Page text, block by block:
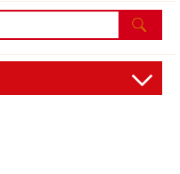
Toggle
navigation